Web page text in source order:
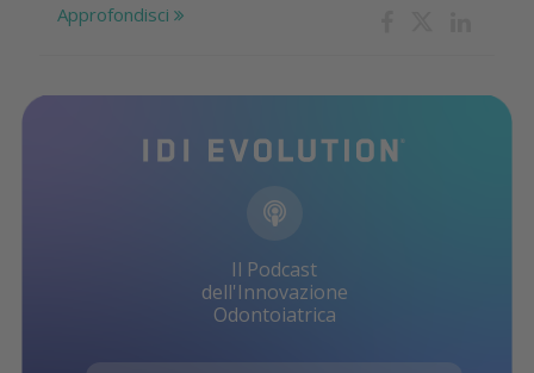
Approfondisci
Il Podcast
dell'Innovazione
Odontoiatrica